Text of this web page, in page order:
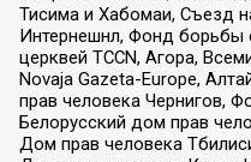
Тисима и Хабомаи, Съезд
Интернешнл, Фонд борьбы
церквей TCCN, Агора,
Novaja Gazeta-Europe,
прав человека Чернигов,
Белорусский дом прав
Дом прав человека